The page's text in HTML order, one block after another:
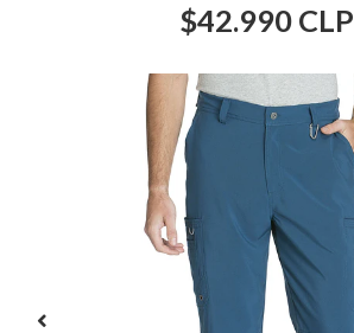
$42.990 CLP